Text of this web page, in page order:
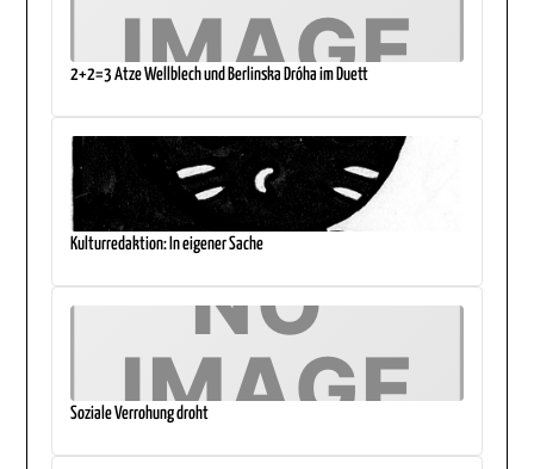
2+2=3 Atze Wellblech und Berlinska Dróha im Duett
Kulturredaktion: In eigener Sache
Soziale Verrohung droht